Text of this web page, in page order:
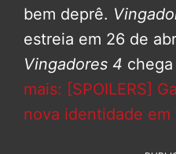
bem deprê.
estreia em 26 de
Vingadores 4
mais: [SPOILERS]
nova identidade em